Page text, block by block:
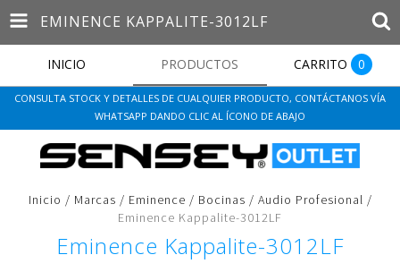
EMINENCE KAPPALITE-3012LF
INICIO PRODUCTOS CARRITO 0
CONSULTA STOCK Y DETALLES DE CUALQUIER PRODUCTO, CONTÁCTANOS VÍA
WHATSAPP DANDO CLIC AL ÍCONO DE ABAJO
Inicio / Marcas / Eminence / Bocinas / Audio Profesional /
Eminence Kappalite-3012LF
Eminence Kappalite-3012LF